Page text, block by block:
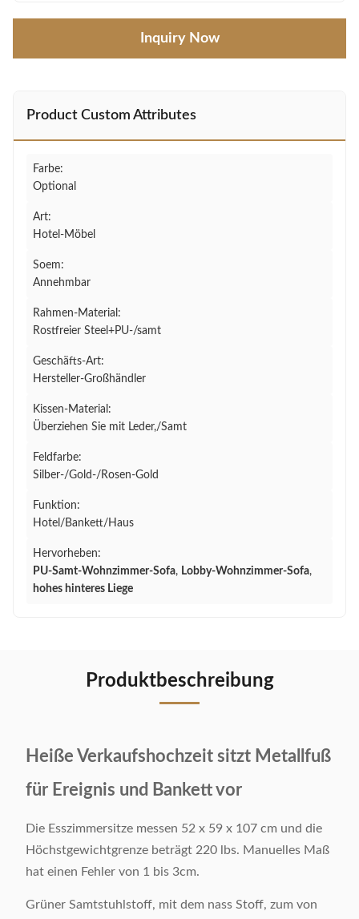
Inquiry Now
Product Custom Attributes
Farbe:
Optional
Art:
Hotel-Möbel
Soem:
Annehmbar
Rahmen-Material:
Rostfreier Steel+PU-/samt
Geschäfts-Art:
Hersteller-Großhändler
Kissen-Material:
Überziehen Sie mit Leder,/Samt
Feldfarbe:
Silber-/Gold-/Rosen-Gold
Funktion:
Hotel/Bankett/Haus
Hervorheben:
PU-Samt-Wohnzimmer-Sofa, Lobby-Wohnzimmer-Sofa,
hohes hinteres Liege
Produktbeschreibung
Heiße Verkaufshochzeit sitzt Metallfuß
für Ereignis und Bankett vor
Die Esszimmersitze messen 52 x 59 x 107 cm und die
Höchstgewichtgrenze beträgt 220 lbs. Manuelles Maß
hat einen Fehler von 1 bis 3cm.
Grüner Samtstuhlstoff, mit dem nass Stoff, zum von